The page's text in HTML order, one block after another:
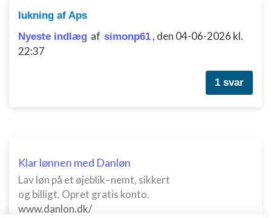
lukning af Aps
Nyeste indlæg af simonp61 , den 04-06-2026 kl.
22:37
1 svar
Klar lønnen med Danløn
Lav løn på et øjeblik–nemt, sikkert
og billigt. Opret gratis konto.
www.danlon.dk/